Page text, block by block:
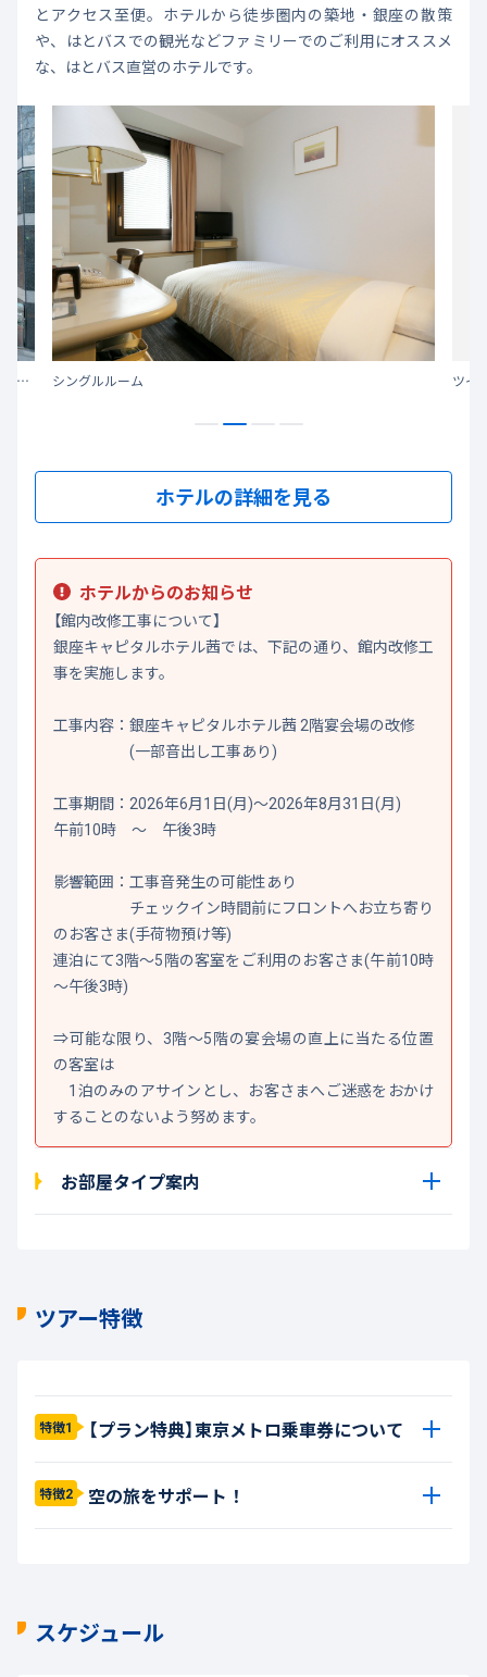
とアクセス至便。ホテルから徒歩圏内の築地・銀座の散策
や、はとバスでの観光などファミリーでのご利用にオススメ
な、はとバス直営のホテルです。
アクセス至便で観光やビジネスにおすすめな、はとバス直営ホテル シングルルーム ツイ
ホテルの詳細を見る
ホテルからのお知らせ
【館内改修工事について】
銀座キャピタルホテル茜では、下記の通り、館内改修工
事を実施します。
工事内容：銀座キャピタルホテル茜 2階宴会場の改修
(一部音出し工事あり)
工事期間：2026年6月1日(月)～2026年8月31日(月)
午前10時 ～ 午後3時
影響範囲：工事音発生の可能性あり
チェックイン時間前にフロントへお立ち寄り
のお客さま(手荷物預け等)
連泊にて3階～5階の客室をご利用のお客さま(午前10時
～午後3時)
⇒可能な限り、3階～5階の宴会場の直上に当たる位置
の客室は
1泊のみのアサインとし、お客さまへご迷惑をおかけ
することのないよう努めます。
お部屋タイプ案内
ツアー特徴
特徴1 【プラン特典】東京メトロ乗車券について
特徴2 空の旅をサポート！
スケジュール